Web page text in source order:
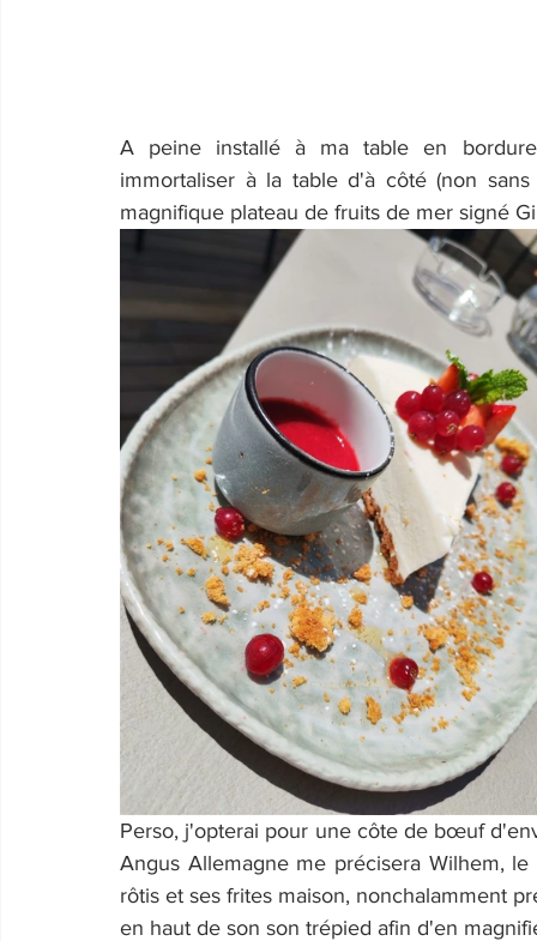
A peine installé à ma table en
immortaliser à la table d'à côté (non
magnifique plateau de fruits de mer signé
Perso, j'opterai pour une côte de bœuf
Angus Allemagne me précisera Wilhem,
rôtis et ses frites maison, nonchalamment
en haut de son son trépied afin d'en